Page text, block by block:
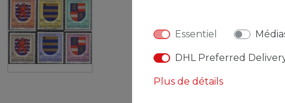
Essentiel
DHL Preferred
Plus de détails